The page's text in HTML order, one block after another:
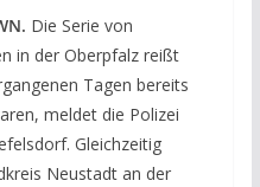
Die Serie von
in der Oberpfalz reißt
Tagen bereits
meldet die Polizei
Gleichzeitig
Neustadt an der